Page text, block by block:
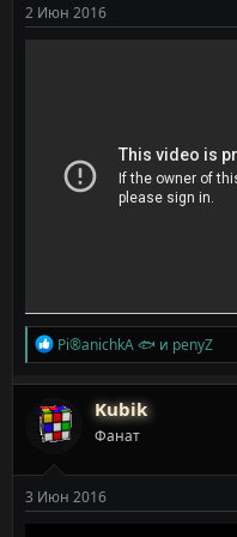
2 Июн 2016
Р
е
а
ц
и
Pi®anichkA 🐟 и penyZ
Kubik
Фанат
3 Июн 2016